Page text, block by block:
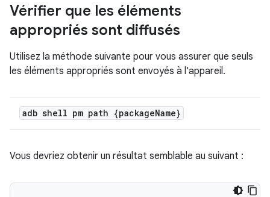
Vérifier que les éléments
appropriés sont diffusés
Utilisez la méthode suivante pour vous assurer que seuls
les éléments appropriés sont envoyés à l'appareil.
adb shell pm path {packageName}
Vous devriez obtenir un résultat semblable au suivant :